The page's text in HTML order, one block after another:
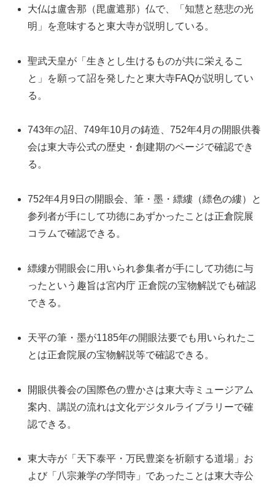
大仏は盧舎那（毘盧遮那）仏で、「知慧と慈悲の光
明」を意味すると東大寺が説明している。
聖武天皇が「生きとし生けるものが共に栄えるこ
と」を願って詔を発したと東大寺FAQが説明してい
る。
743年の詔、749年10月の鋳造、752年4月の開眼供養
会は東大寺公式の歴史・創建期のページで確認でき
る。
752年4月9日の開眼会、筆・墨・縹縷（縹色の縷）と
参列者が手にして功徳にあずかったことは正倉院展
コラムで確認できる。
縹縷が開眼会に用いられ参集者が手にして功徳に与
ったという趣旨は宮内庁 正倉院の宝物解説でも確認
できる。
天平の筆・墨が1185年の開眼法要でも用いられたこ
とは正倉院展の宝物解説等で確認できる。
開眼供養会の国際色の豊かさは東大寺ミュージアム
案内、講説の流れは文化デジタルライブラリーで確
認できる。
東大寺が「天下泰平・万民豊楽を祈願する道場」お
よび「八宗兼学の学問寺」であったことは東大寺公